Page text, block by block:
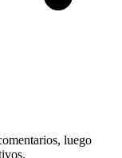
luego